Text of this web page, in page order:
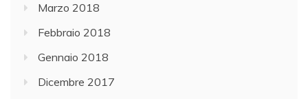
Marzo 2018
Febbraio 2018
Gennaio 2018
Dicembre 2017